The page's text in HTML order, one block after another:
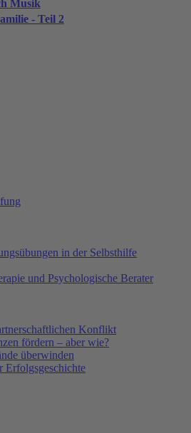
Musik
- Teil 2
in der Selbsthilfe
und Psychologische Berater
Konflikt
fördern – aber wie?
überwinden
Erfolgsgeschichte